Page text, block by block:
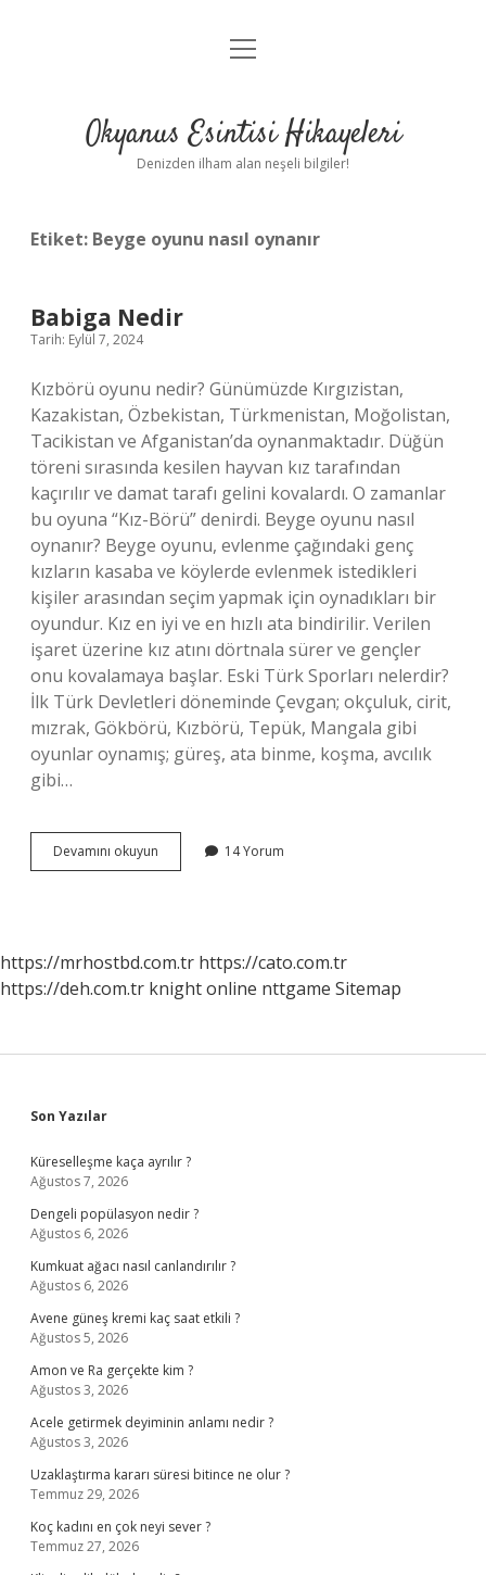
Anasayfa
Yasal Uyarı
menüyü
Okyanus Esintisi Hikayeleri
Denizden ilham alan neşeli bilgiler!
Etiket: Beyge oyunu nasıl oynanır
Babiga Nedir
Tarih: Eylül 7, 2024
Kızbörü oyunu nedir? Günümüzde Kırgızistan,
Kazakistan, Özbekistan, Türkmenistan, Moğolistan,
Tacikistan ve Afganistan’da oynanmaktadır. Düğün
töreni sırasında kesilen hayvan kız tarafından
kaçırılır ve damat tarafı gelini kovalardı. O zamanlar
bu oyuna “Kız-Börü” denirdi. Beyge oyunu nasıl
oynanır? Beyge oyunu, evlenme çağındaki genç
kızların kasaba ve köylerde evlenmek istedikleri
kişiler arasından seçim yapmak için oynadıkları bir
oyundur. Kız en iyi ve en hızlı ata bindirilir. Verilen
işaret üzerine kız atını dörtnala sürer ve gençler
onu kovalamaya başlar. Eski Türk Sporları nelerdir?
İlk Türk Devletleri döneminde Çevgan; okçuluk, cirit,
mızrak, Gökbörü, Kızbörü, Tepük, Mangala gibi
oyunlar oynamış; güreş, ata binme, koşma, avcılık
gibi…
Devamını okuyun
Nedir
14 Yorum
https://mrhostbd.com.tr https://cato.com.tr
https://deh.com.tr knight online nttgame Sitemap
Sidebar
Son Yazılar
Küreselleşme kaça ayrılır ?
Ağustos 7, 2026
Dengeli popülasyon nedir ?
Ağustos 6, 2026
Kumkuat ağacı nasıl canlandırılır ?
Ağustos 6, 2026
Avene güneş kremi kaç saat etkili ?
Ağustos 5, 2026
Amon ve Ra gerçekte kim ?
Ağustos 3, 2026
Acele getirmek deyiminin anlamı nedir ?
Ağustos 3, 2026
Uzaklaştırma kararı süresi bitince ne olur ?
Temmuz 29, 2026
Koç kadını en çok neyi sever ?
Temmuz 27, 2026